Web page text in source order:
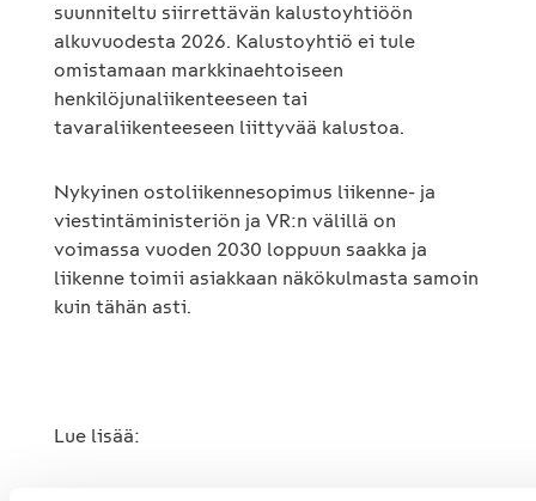
suunniteltu siirrettävän kalustoyhtiöön
alkuvuodesta 2026. Kalustoyhtiö ei tule
omistamaan markkinaehtoiseen
henkilöjunaliikenteeseen tai
tavaraliikenteeseen liittyvää kalustoa.
Nykyinen ostoliikennesopimus liikenne- ja
viestintäministeriön ja VR:n välillä on
voimassa vuoden 2030 loppuun saakka ja
liikenne toimii asiakkaan näkökulmasta samoin
kuin tähän asti.
Lue lisää: